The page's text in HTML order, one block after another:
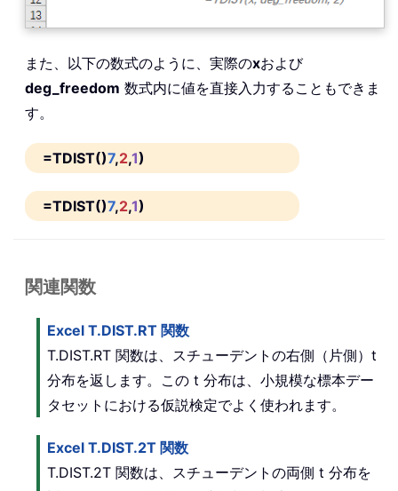
また、以下の数式のように、実際のxおよび
deg_freedom 数式内に値を直接入力することもできま
す。
=TDIST()7,2,1)
=TDIST()7,2,1)
関連関数
Excel T.DIST.RT 関数
T.DIST.RT 関数は、スチューデントの右側（片側）t
分布を返します。この t 分布は、小規模な標本デー
タセットにおける仮説検定でよく使われます。
Excel T.DIST.2T 関数
T.DIST.2T 関数は、スチューデントの両側 t 分布を